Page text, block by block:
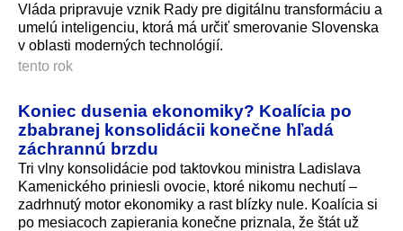
Vláda pripravuje vznik Rady pre digitálnu transformáciu a
umelú inteligenciu, ktorá má určiť smerovanie Slovenska
v oblasti moderných technológií.
tento rok
Koniec dusenia ekonomiky? Koalícia po
zbabranej konsolidácii konečne hľadá
záchrannú brzdu
Tri vlny konsolidácie pod taktovkou ministra Ladislava
Kamenického priniesli ovocie, ktoré nikomu nechutí –
zadrhnutý motor ekonomiky a rast blízky nule. Koalícia si
po mesiacoch zapierania konečne priznala, že štát už